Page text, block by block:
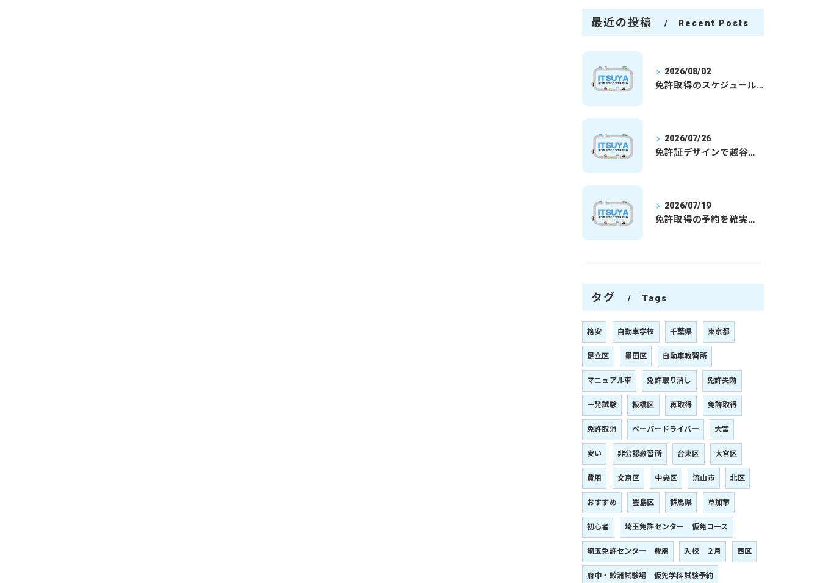
最近の投稿 Recent Posts
2026/08/02
免許取得のスケジュールを徹底解説学生社会人の通学合宿別プランで最短取得のコツ
2026/07/26
免許証デザインで越谷市愛を表現する埼玉県さいたま市越谷市の免許取得完全ガイド
2026/07/19
免許取得の予約を確実に取るための最新ガイドと一発試験合格の実践法
タグ Tags
格安 自動車学校 千葉県 東京都
足立区 墨田区 自動車教習所
マニュアル車 免許取り消し 免許失効
一発試験 板橋区 再取得 免許取得
免許取消 ペーパードライバー 大宮
安い 非公認教習所 台東区 大宮区
費用 文京区 中央区 流山市 北区
おすすめ 豊島区 群馬県 草加市
初心者 埼玉免許センター 仮免コース
埼玉免許センター 費用 入校 ２月 西区
府中・鮫洲試験場 仮免学科試験予約